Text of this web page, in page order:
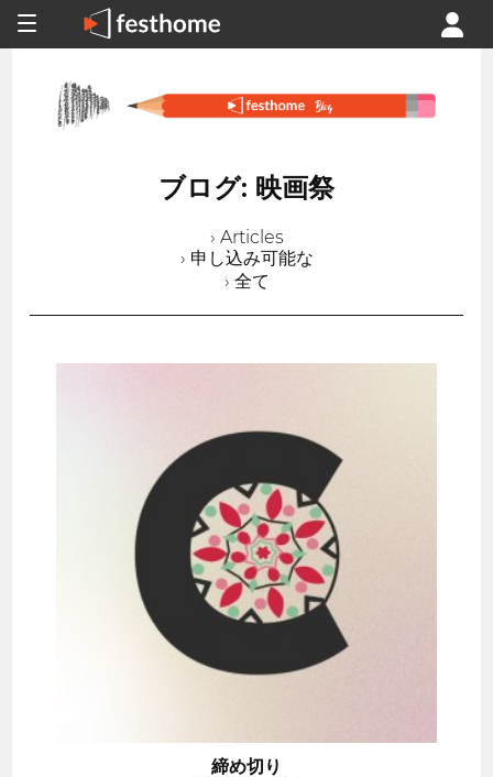
ブログ: 映画祭
› Articles
› 申し込み可能な
› 全て
締め切り